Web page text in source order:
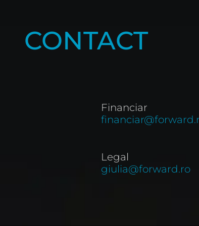
CONTACT
Financiar
Legal
giulia@forward.ro